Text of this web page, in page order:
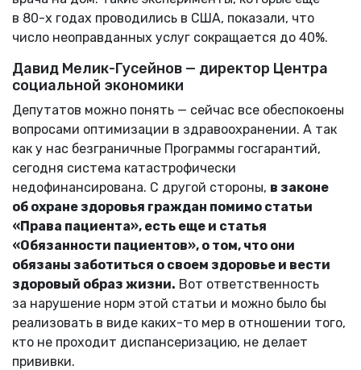
в 80-х годах проводились в США, показали, что
число неоправданных услуг сокращается до 40%.
Давид Мелик-Гусейнов — директор Центра
социальной экономики
Депутатов можно понять — сейчас все обеспокоены
вопросами оптимизации в здравоохранении. А так
как у нас безграничные Программы госгарантий,
сегодня система катастрофически
недофинансирована. С другой стороны, в законе
об охране здоровья граждан помимо статьи
«Права пациента», есть еще и статья
«Обязанности пациентов», о том, что они
обязаны заботиться о своем здоровье и вести
здоровый образ жизни. Вот ответственность
за нарушение норм этой статьи и можно было бы
реализовать в виде каких-то мер в отношении того,
кто не проходит диспансеризацию, не делает
прививки.